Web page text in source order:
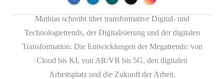
Mathias schreibt über transformative Digital- und
Technologietrends, der Digitalisierung und der digitalen
Transformation. Die Entwicklungen der Megatrends: von
Cloud bis KI, von AR/VR bis 5G, den digitalen
Arbeitsplatz und die Zukunft der Arbeit.